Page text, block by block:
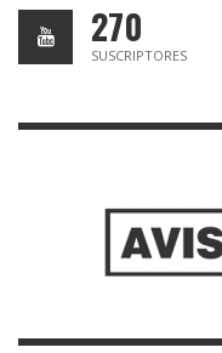
270
SUSCRIPTORES